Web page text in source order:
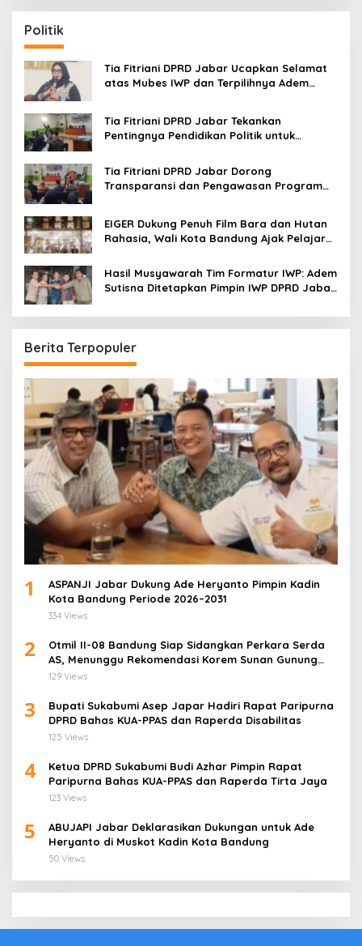
r
c
h
f
o
:
Politik
Tia Fitriani DPRD Jabar Ucapkan Selamat
atas Mubes IWP dan Terpilihnya Adem
Tia Fitriani DPRD Jabar Tekankan
Pentingnya Pendidikan Politik untuk
Tia Fitriani DPRD Jabar Dorong
Transparansi dan Pengawasan Program
EIGER Dukung Penuh Film Bara dan Hutan
Rahasia, Wali Kota Bandung Ajak Pelajar
Hasil Musyawarah Tim Formatur IWP: Adem
Sutisna Ditetapkan Pimpin IWP DPRD Jabar
Berita Terpopuler
1
ASPANJI Jabar Dukung Ade Heryanto Pimpin Kadin
Kota Bandung Periode 2026–2031
334 Views
2
Otmil II-08 Bandung Siap Sidangkan Perkara Serda
AS, Menunggu Rekomendasi Korem Sunan Gunung
Jati Cirebon
129 Views
3
Bupati Sukabumi Asep Japar Hadiri Rapat Paripurna
DPRD Bahas KUA-PPAS dan Raperda Disabilitas
125 Views
4
Ketua DPRD Sukabumi Budi Azhar Pimpin Rapat
Paripurna Bahas KUA-PPAS dan Raperda Tirta Jaya
123 Views
5
ABUJAPI Jabar Deklarasikan Dukungan untuk Ade
Heryanto di Muskot Kadin Kota Bandung
50 Views